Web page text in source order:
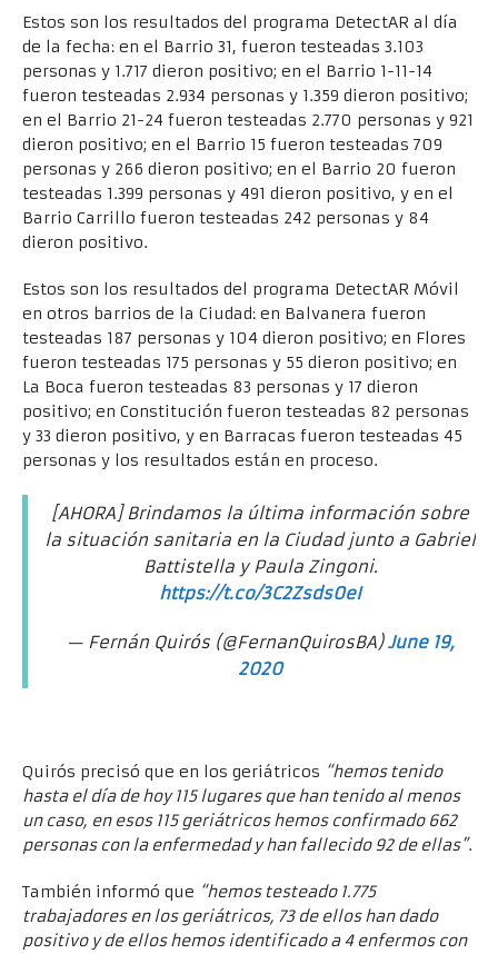
Estos son los resultados del programa DetectAR al día
de la fecha: en el Barrio 31, fueron testeadas 3.103
personas y 1.717 dieron positivo; en el Barrio 1-11-14
fueron testeadas 2.934 personas y 1.359 dieron positivo;
en el Barrio 21-24 fueron testeadas 2.770 personas y 921
dieron positivo; en el Barrio 15 fueron testeadas 709
personas y 266 dieron positivo; en el Barrio 20 fueron
testeadas 1.399 personas y 491 dieron positivo, y en el
Barrio Carrillo fueron testeadas 242 personas y 84
dieron positivo.
Estos son los resultados del programa DetectAR Móvil
en otros barrios de la Ciudad: en Balvanera fueron
testeadas 187 personas y 104 dieron positivo; en Flores
fueron testeadas 175 personas y 55 dieron positivo; en
La Boca fueron testeadas 83 personas y 17 dieron
positivo; en Constitución fueron testeadas 82 personas
y 33 dieron positivo, y en Barracas fueron testeadas 45
personas y los resultados están en proceso.
[AHORA] Brindamos la última información sobre
la situación sanitaria en la Ciudad junto a Gabriel
Battistella y Paula Zingoni.
https://t.co/3C2Zsds0eI
— Fernán Quirós (@FernanQuirosBA)June 19,
2020
Quirós precisó que en los geriátricos “hemos tenido
hasta el día de hoy 115 lugares que han tenido al menos
un caso, en esos 115 geriátricos hemos confirmado 662
personas con la enfermedad y han fallecido 92 de ellas”.
También informó que “hemos testeado 1.775
trabajadores en los geriátricos, 73 de ellos han dado
positivo y de ellos hemos identificado a 4 enfermos con